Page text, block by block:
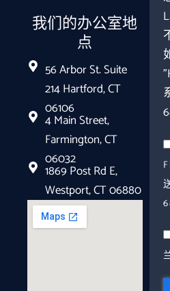
我们的办公室地
点
56 Arbor St. Suite
214 Hartford, CT
06106
4 Main Street,
Farmington, CT
06032
1869 Post Rd E,
Westport, CT 06880